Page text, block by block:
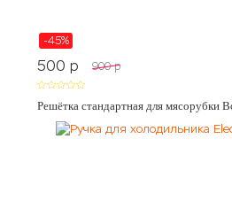
-45%
500 p 900 p
Решётка стандартная для мясорубки